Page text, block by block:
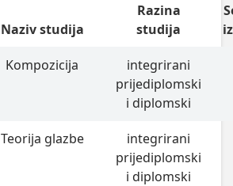
Naziv studija
Razina
studija
Kompozicija
integrirani
prijediplomski
i diplomski
Teorija glazbe
integrirani
prijediplomski
i diplomski